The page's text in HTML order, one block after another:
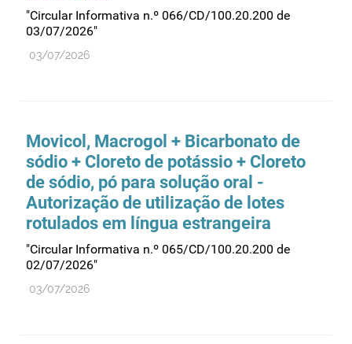
"Circular Informativa n.º 066/CD/100.20.200 de
03/07/2026"
03/07/2026
Movicol, Macrogol + Bicarbonato de
sódio + Cloreto de potássio + Cloreto
de sódio, pó para solução oral -
Autorização de utilização de lotes
rotulados em língua estrangeira
"Circular Informativa n.º 065/CD/100.20.200 de
02/07/2026"
03/07/2026